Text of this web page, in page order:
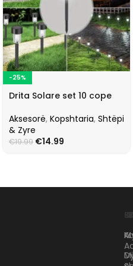
-25%
Drita Solare set 10 cope
Aksesorë, Kopshtaria, Shtëpi
& Zyre
€19.99 €14.99